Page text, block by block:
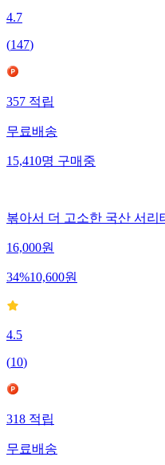
4.7
(147)
357 적립
무료배송
15,410명 구매중
볶아서 더 고소한 국산 서리
16,000원
34%10,600원
4.5
(10)
318적립
무료배송